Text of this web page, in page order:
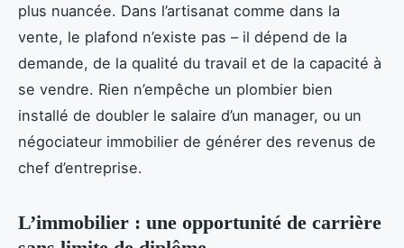
plus nuancée. Dans l’artisanat comme dans la
vente, le plafond n’existe pas – il dépend de la
demande, de la qualité du travail et de la capacité à
se vendre. Rien n’empêche un plombier bien
installé de doubler le salaire d’un manager, ou un
négociateur immobilier de générer des revenus de
chef d’entreprise.
L’immobilier : une opportunité de carrière